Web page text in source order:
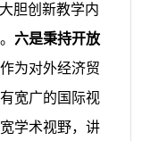
胆创新教学内
六是秉持开放
为对外经济贸
宽广的国际视
学术视野，讲